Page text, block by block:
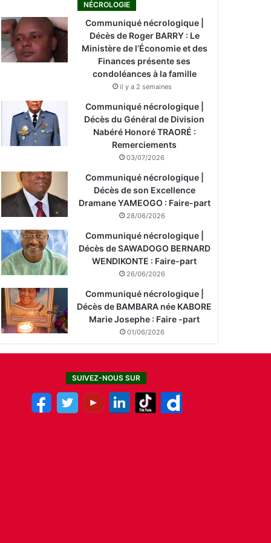
NÉCROLOGIE
Communiqué nécrologique |
Décès de Roger BARRY : Le
Ministère de l’Économie et des
Finances présente ses
condoléances à la famille
il y a 2 semaines
Communiqué nécrologique |
Décès du Général de Division
Nabéré Honoré TRAORÉ :
Remerciements
03/07/2026
Communiqué nécrologique |
Décès de son Excellence
Dramane YAMEOGO : Faire-part
28/06/2026
Communiqué nécrologique |
Décès de SAWADOGO BERNARD
WENDIKONTE : Faire-part
26/06/2026
Communiqué nécrologique |
Décès de BAMBARA née KABORE
Marie Josephe : Faire -part
01/06/2026
SUIVEZ-NOUS SUR